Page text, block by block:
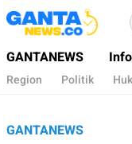
Gantanews
Informasi Membangun
GANTANEWS
Region Politik
GANTANEWS